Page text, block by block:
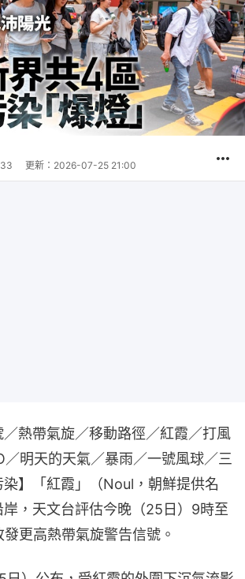
更新： 2026-07-25 21:00
／熱帶氣旋／移動路徑／紅霞／打風
／明天的天氣／暴雨／一號風球／三
】「紅霞」（Noul，朝鮮提供名
，天文台評估今晚（25日）9時至
更高熱帶氣旋警告信號。